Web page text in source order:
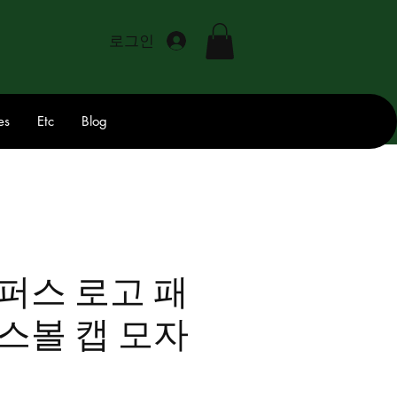
로그인
Etc Blog
스 로고 패
볼 캡 모자